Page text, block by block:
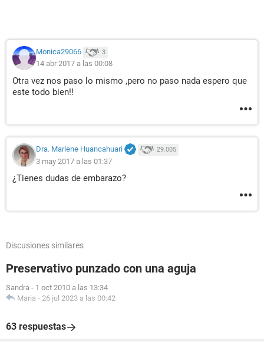
Monica29066 3
14 abr 2017 a las 00:08
Otra vez nos paso lo mismo ,pero no paso nada espero que
este todo bien!!
Dra. Marlene Huancahuari 29.005
3 may 2017 a las 01:37
¿Tienes dudas de embarazo?
Discusiones similares
Preservativo punzado con una aguja
Sandra - 1 oct 2010 a las 13:34
Maria - 26 jul 2023 a las 00:42
63 respuestas